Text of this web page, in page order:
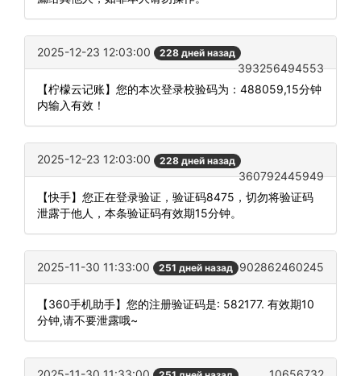
2025-12-23 12:03:00 228 дней назад
393256494553
【柠檬云记账】您的本次登录校验码为：488059,15分钟
内输入有效！
2025-12-23 12:03:00 228 дней назад
360792445949
【快手】您正在登录验证，验证码8475，切勿将验证码
泄露于他人，本条验证码有效期15分钟。
2025-11-30 11:33:00 251 дней назад 902862460245
【360手机助手】您的注册验证码是: 582177. 有效期10
分钟,请不要泄露哦~